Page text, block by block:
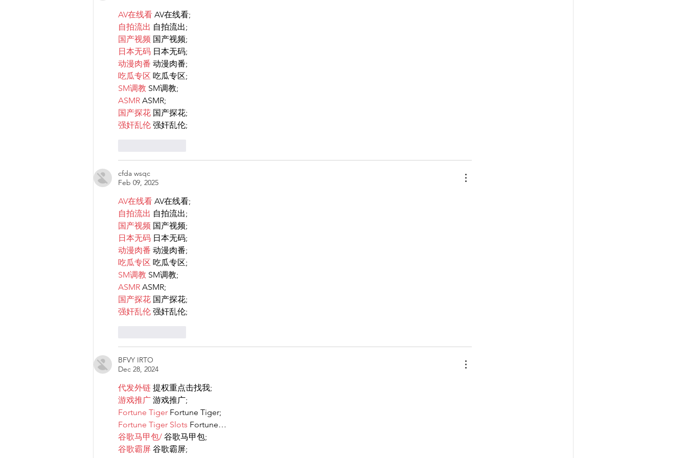
AV在线看 AV在线看;
自拍流出 自拍流出;
国产视频 国产视频;
日本无码 日本无码;
动漫肉番 动漫肉番;
吃瓜专区 吃瓜专区;
SM调教 SM调教;
ASMR ASMR;
国产探花 国产探花;
强奸乱伦 强奸乱伦;
cfda wsqc
Feb 09, 2025
AV在线看 AV在线看;
自拍流出 自拍流出;
国产视频 国产视频;
日本无码 日本无码;
动漫肉番 动漫肉番;
吃瓜专区 吃瓜专区;
SM调教 SM调教;
ASMR ASMR;
国产探花 国产探花;
强奸乱伦 强奸乱伦;
BFVY IRTO
Dec 28, 2024
代发外链 提权重点击找我;
游戏推广 游戏推广;
Fortune Tiger Fortune Tiger;
Fortune Tiger Slots Fortune…
谷歌马甲包/ 谷歌马甲包;
谷歌霸屏 谷歌霸屏;